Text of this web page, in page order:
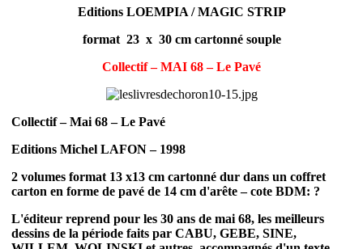
Editions LOEMPIA / MAGIC STRIP
format 23 x 30 cm cartonné souple
Collectif – MAI 68 – Le Pavé
Collectif – Mai 68 – Le Pavé
Editions Michel LAFON – 1998
2 volumes format 13 x13 cm cartonné dur dans un coffret
carton en forme de pavé de 14 cm d'arête – cote BDM: ?
L'éditeur reprend pour les 30 ans de mai 68, les meilleurs
dessins de la période faits par CABU, GEBE, SINE,